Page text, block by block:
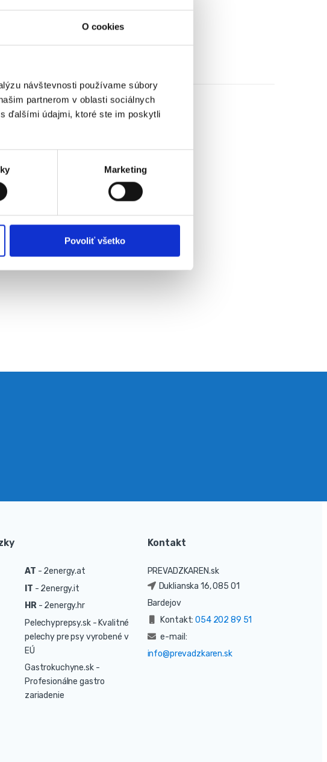
O cookies
návštevnosti používame súbory
partnerom v oblasti sociálnych
ďalšími údajmi, ktoré ste im poskytli
Marketing
Povoliť všetko
AT - 2energy.at
IT - 2energy.it
HR- 2energy.hr
Pelechyprepsy.sk - Kvalitné
pelechy pre psy vyrobené v
EÚ
Gastrokuchyne.sk -
Profesionálne gastro
zariadenie
Kontakt
PREVADZKAREN.sk
Duklianska 16, 085 01
Bardejov
Kontakt:054 202 89 51
e-mail:
info@prevadzkaren.sk